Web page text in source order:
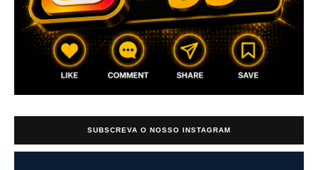
SUBSCREVA O NOSSO INSTAGRAM